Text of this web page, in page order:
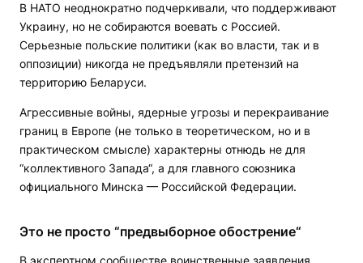
В НАТО неоднократно подчеркивали, что поддерживают
Украину, но не собираются воевать с Россией.
Серьезные польские политики (как во власти, так и в
оппозиции) никогда не предъявляли претензий на
территорию Беларуси.
Агрессивные войны, ядерные угрозы и перекраивание
границ в Европе (не только в теоретическом, но и в
практическом смысле) характерны отнюдь не для
“коллективного Запада“, а для главного союзника
официального Минска — Российской Федерации.
Это не просто “предвыборное обострение“
В экспертном сообществе воинственные заявления